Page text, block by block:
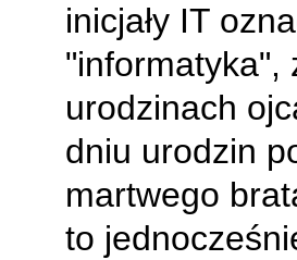
inicjały IT
"informatyka",
urodzinach
dniu urodzin
martwego
to